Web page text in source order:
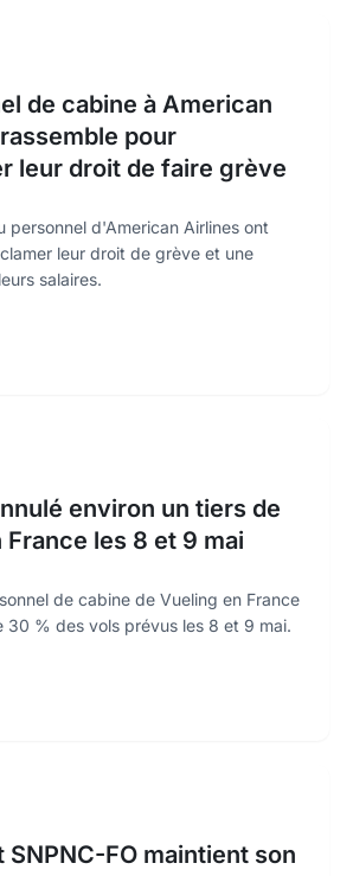
de cabine à American
pour
leur droit de faire grève
personnel d'American Airlines ont
leur droit de grève et une
salaires.
environ un tiers de
France les 8 et 9 mai
de cabine de Vueling en France
30 % des vols prévus les 8 et 9 mai.
SNPNC-FO maintient son